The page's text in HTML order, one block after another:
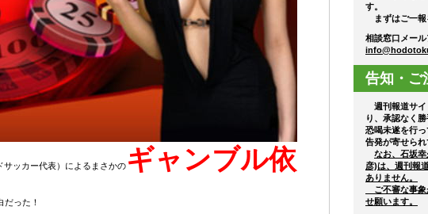
サッカー代表）によるまさかの ギャンブル依
だった！
す。
まずはご一報
相談窓口メー
告知・ご
週刊報道サイ
り、承認なく
恐喝未遂を行
告発が寄せられ
なお、石坂
彦)は、週刊報
ありません。
ご不審な事象
せ願います。